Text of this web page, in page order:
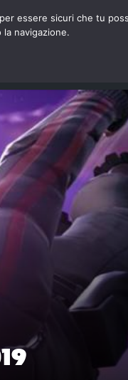
essere sicuri che tu
navigazione.